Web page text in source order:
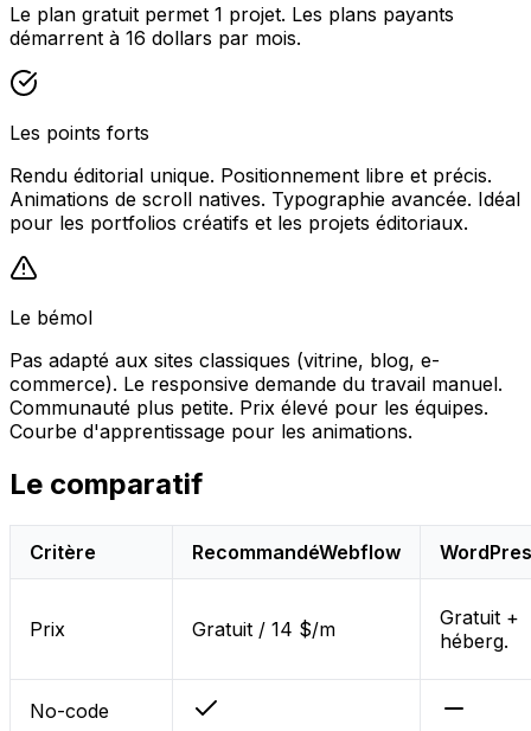
Le plan gratuit permet 1 projet. Les plans payants
démarrent à 16 dollars par mois.
Les points forts
Rendu éditorial unique. Positionnement libre et précis.
Animations de scroll natives. Typographie avancée. Idéal
pour les portfolios créatifs et les projets éditoriaux.
Le bémol
Pas adapté aux sites classiques (vitrine, blog, e-
commerce). Le responsive demande du travail manuel.
Communauté plus petite. Prix élevé pour les équipes.
Courbe d'apprentissage pour les animations.
Le comparatif
Critère RecommandéWebflow
Prix Gratuit / 14 $/m
Gratuit +
héberg.
No-code